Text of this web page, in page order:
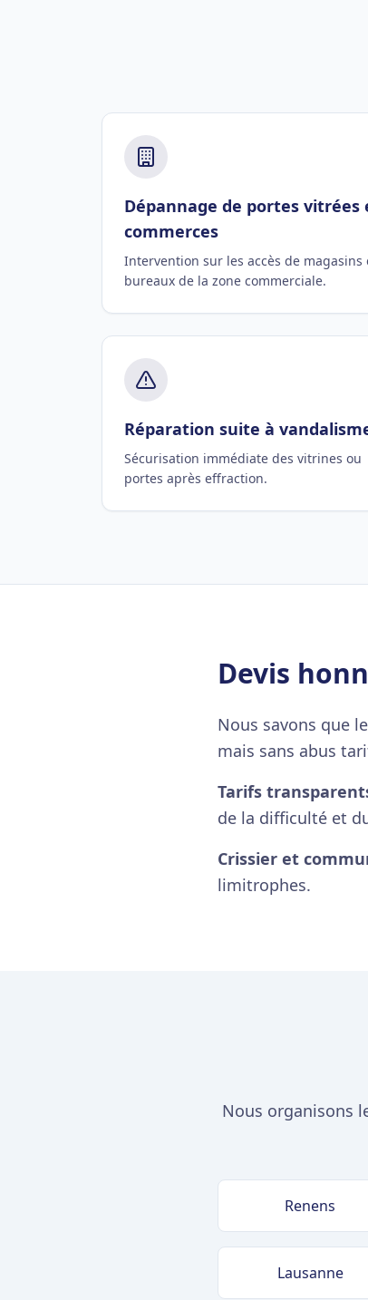
Dépannage de portes vitrées
commerces
Intervention sur les accès de magasins
bureaux de la zone commerciale.
Réparation suite à
Sécurisation immédiate des vitrines ou
portes après effraction.
Devis
Nous savons que
mais sans abus
Tarifs
de la difficulté et
Crissier et
limitrophes.
Nous organisons
Renens
Lausanne